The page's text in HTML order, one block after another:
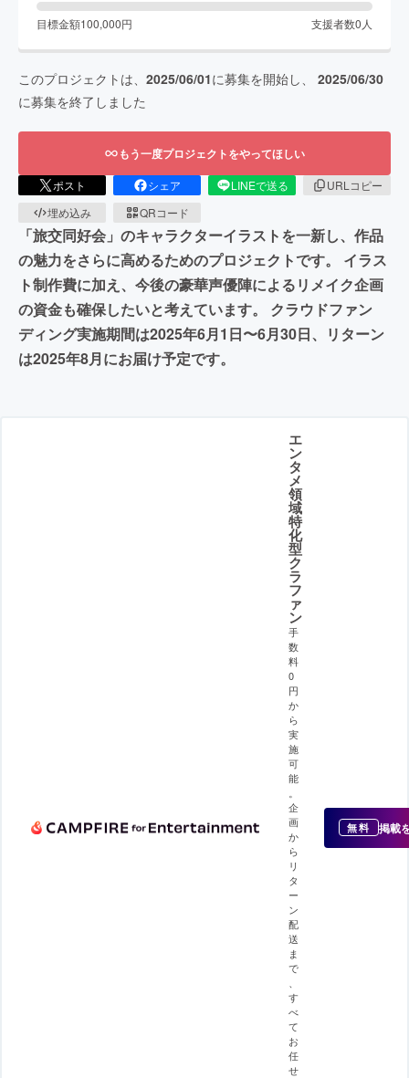
目標金額100,000円 支援者数0 人
このプロジェクトは、 2025/06/01に募集を開始し、 2025/06/30
に募集を終了しました
もう一度プロジェクトをやってほしい
ポスト シェア LINEで送る
URLコピー
埋め込み
QRコード
「旅交同好会」のキャラクターイラストを一新し、作品
の魅力をさらに高めるためのプロジェクトです。 イラス
ト制作費に加え、今後の豪華声優陣によるリメイク企画
の資金も確保したいと考えています。 クラウドファン
ディング実施期間は2025年6月1日〜6月30日、リターン
は2025年8月にお届け予定です。
エ
ン
タ
メ
領
域
特
化
型
ク
ラ
フ
ァ
ン
手
数
料
0
円
か
ら
実
施
可
能
企
画
か
ら
リ
タ
ー
ン
配
送
ま
で
す
べ
て
お
任
せ
無料 掲載